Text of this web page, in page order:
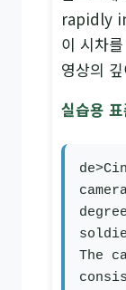
rapidly
이 시차
영상의
실습용
The